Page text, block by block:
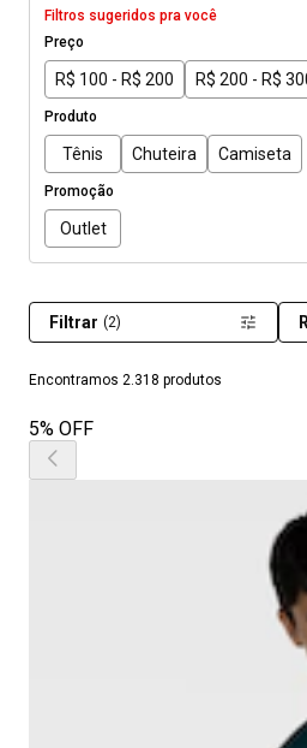
Filtros sugeridos pra você
Preço
R$ 100 - R$ 200 R$ 200 - R$
Produto
Tênis Chuteira Camiseta
Promoção
Outlet
Encontramos 2.318 produtos
Filtrar (2)
5% OFF